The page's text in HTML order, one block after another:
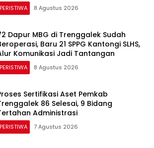
PERISTIWA 8 Agustus 2026
Dapur MBG di Trenggalek Sudah
Baru 21 SPPG Kantongi SLHS,
Komunikasi Jadi Tantangan
PERISTIWA 8 Agustus 2026
Sertifikasi Aset Pemkab
86 Selesai, 9 Bidang
Administrasi
PERISTIWA 7 Agustus 2026